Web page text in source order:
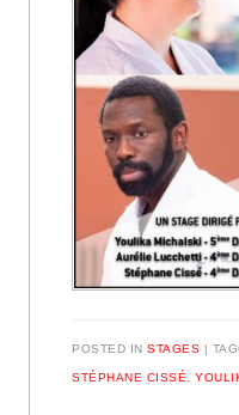
POSTED INSTAGES |
STÉPHANE CISSÉ ,